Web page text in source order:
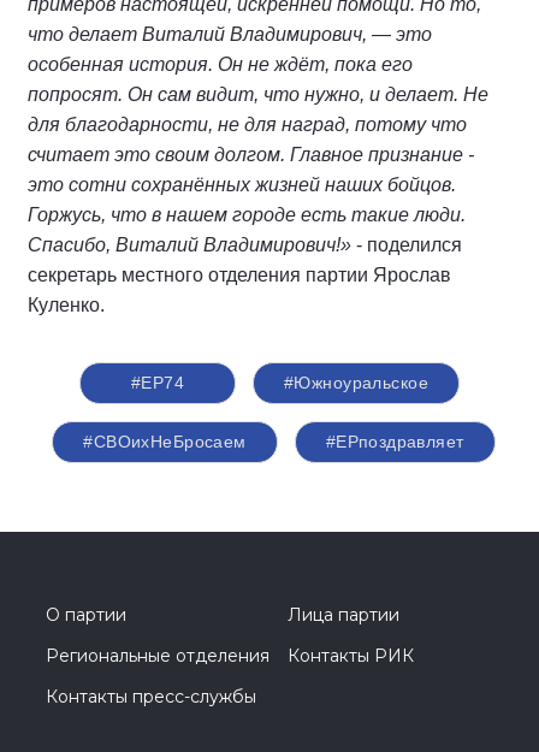
примеров настоящей, искренней помощи. Но то,
что делает Виталий Владимирович, — это
особенная история. Он не ждёт, пока его
попросят. Он сам видит, что нужно, и делает. Не
для благодарности, не для наград, потому что
считает это своим долгом. Главное признание -
это сотни сохранённых жизней наших бойцов.
Горжусь, что в нашем городе есть такие люди.
Спасибо, Виталий Владимирович!» - поделился
секретарь местного отделения партии Ярослав
Куленко.
#ЕР74 #Южноуральское
#СВОихНеБросаем #ЕРпоздравляет
О партии
Лица партии
Региональные отделения
Контакты РИК
Контакты пресс-службы